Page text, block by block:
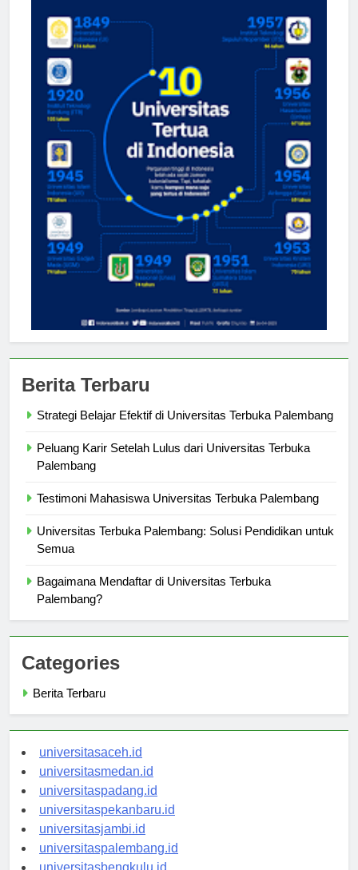
Peluang Karir Setelah Lulus dari Universitas Terbuka
Universitas Terbuka Palembang: Solusi Pendidikan untuk
Bagaimana Mendaftar di Universitas Terbuka
Categories
universitasaceh.id
universitasmedan.id
universitaspadang.id
universitaspekanbaru.id
universitasjambi.id
universitaspalembang.id